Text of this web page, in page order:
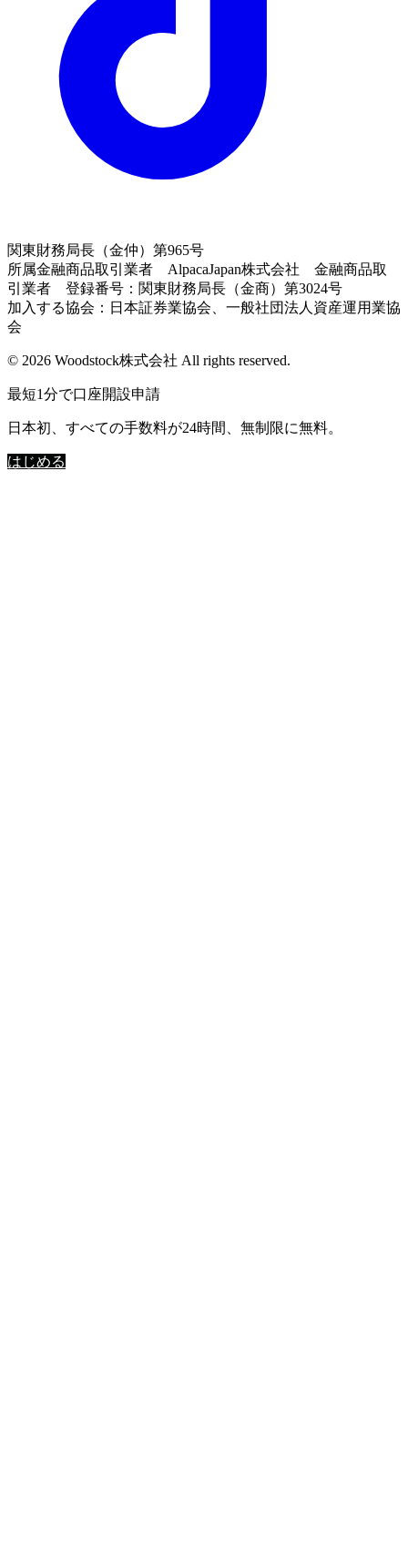
関東財務局長（金仲）第965号
所属金融商品取引業者 AlpacaJapan株式会社 金融商品取
引業者 登録番号：関東財務局長（金商）第3024号
加入する協会：日本証券業協会、一般社団法人資産運用業協
会
© 2026 Woodstock株式会社 All rights reserved.
最短1分で口座開設申請
日本初、すべての手数料が24時間、無制限に無料。
はじめる